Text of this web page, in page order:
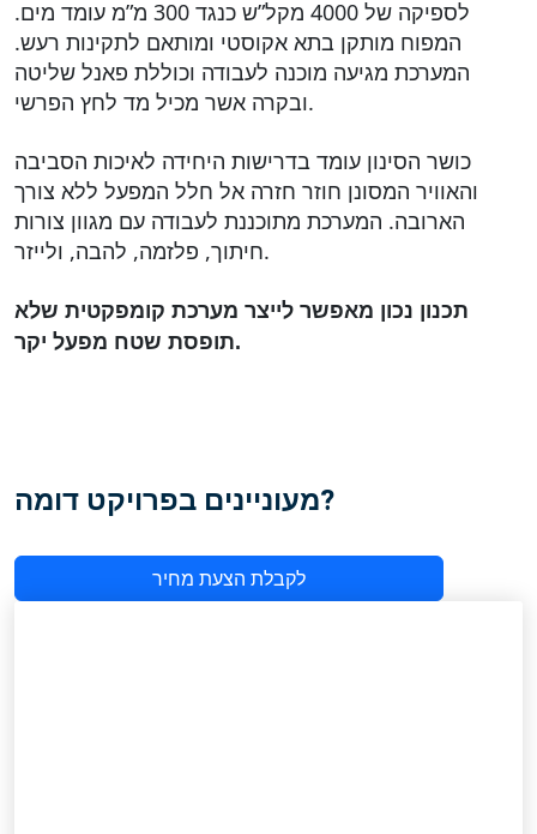
לספיקה של 4000 מקל”ש כנגד 300 מ”מ עומד מים.
המפוח מותקן בתא אקוסטי ומותאם לתקינות רעש.
המערכת מגיעה מוכנה לעבודה וכוללת פאנל שליטה
ובקרה אשר מכיל מד לחץ הפרשי.
כושר הסינון עומד בדרישות היחידה לאיכות הסביבה
והאוויר המסונן חוזר חזרה אל חלל המפעל ללא צורך
הארובה. המערכת מתוכננת לעבודה עם מגוון צורות
חיתוך, פלזמה, להבה, ולייזר.
תכנון נכון מאפשר לייצר מערכת קומפקטית שלא
תופסת שטח מפעל יקר.
מעוניינים בפרויקט דומה?
לקבלת הצעת מחיר